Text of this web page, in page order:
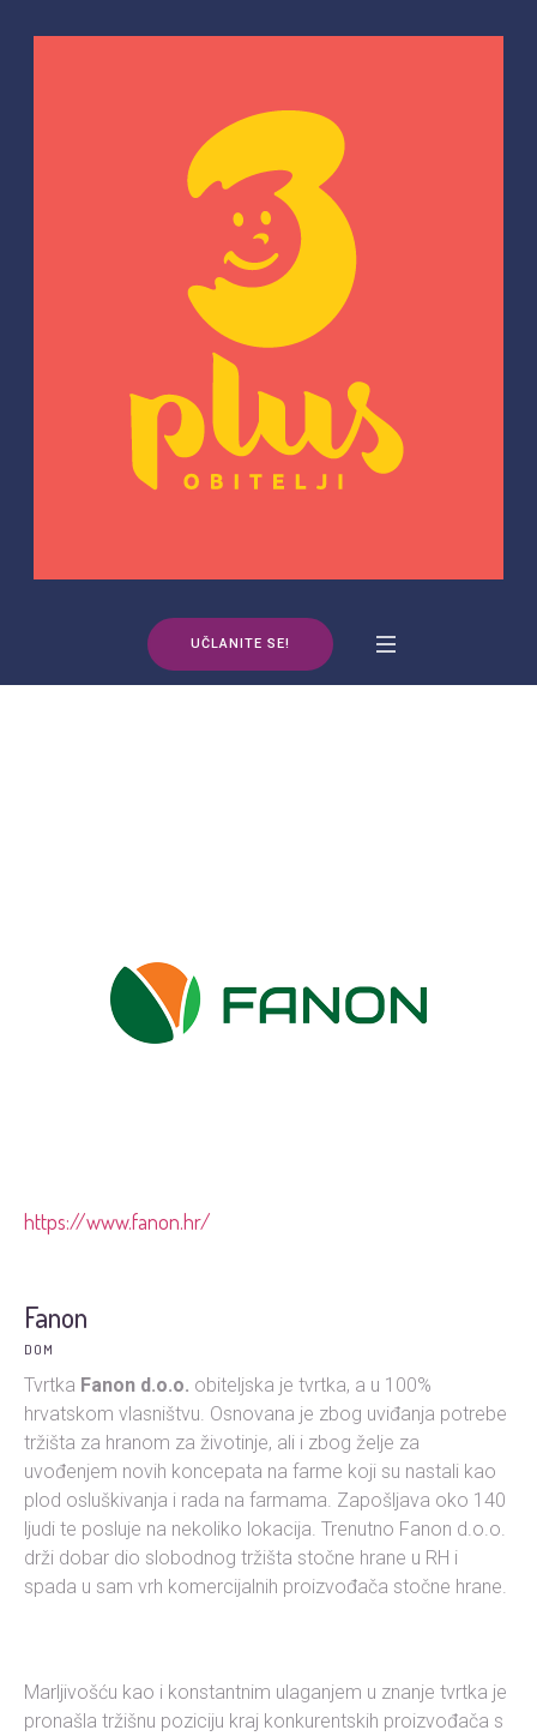
UČLANITE SE!
https://www.fanon.hr/
Fanon
DOM
Tvrtka Fanon d.o.o. obiteljska je tvrtka, a u 100%
hrvatskom vlasništvu. Osnovana je zbog uviđanja potrebe
tržišta za hranom za životinje, ali i zbog želje za
uvođenjem novih koncepata na farme koji su nastali kao
plod osluškivanja i rada na farmama. Zapošljava oko 140
ljudi te posluje na nekoliko lokacija. Trenutno Fanon d.o.o.
drži dobar dio slobodnog tržišta stočne hrane u RH i
spada u sam vrh komercijalnih proizvođača stočne hrane.
Marljivošću kao i konstantnim ulaganjem u znanje tvrtka je
pronašla tržišnu poziciju kraj konkurentskih proizvođača s